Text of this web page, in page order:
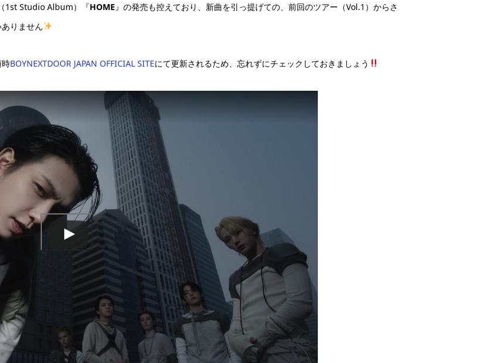
1st Studio Album）『HOME 』の発売も控えており、新曲を引っ提げての、前回のツアー（Vol.1）からさ
りません
BOYNEXTDOOR JAPAN OFFICIAL SITEにて更新されるため、忘れずにチェックしておきましょう